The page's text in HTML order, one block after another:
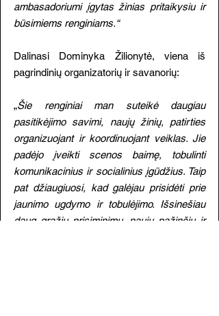
ambasadoriumi įgytas žinias pritaikysiu ir
būsimiems renginiams.“
Dalinasi Dominyka Žilionytė, viena iš
pagrindinių organizatorių ir savanorių:
„Šie renginiai man suteikė daugiau
pasitikėjimo savimi, naujų žinių, patirties
organizuojant ir koordinuojant veiklas. Jie
padėjo įveikti scenos baimę, tobulinti
komunikacinius ir socialinius įgūdžius. Taip
pat džiaugiuosi, kad galėjau prisidėti prie
jaunimo ugdymo ir tobulėjimo. Išsinešiau
daug gražių prisiminimų, naujų pažinčių ir